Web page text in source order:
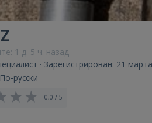
1 д. 5 ч. назад
· Зарегистрирован: 21
русски
0,0 / 5